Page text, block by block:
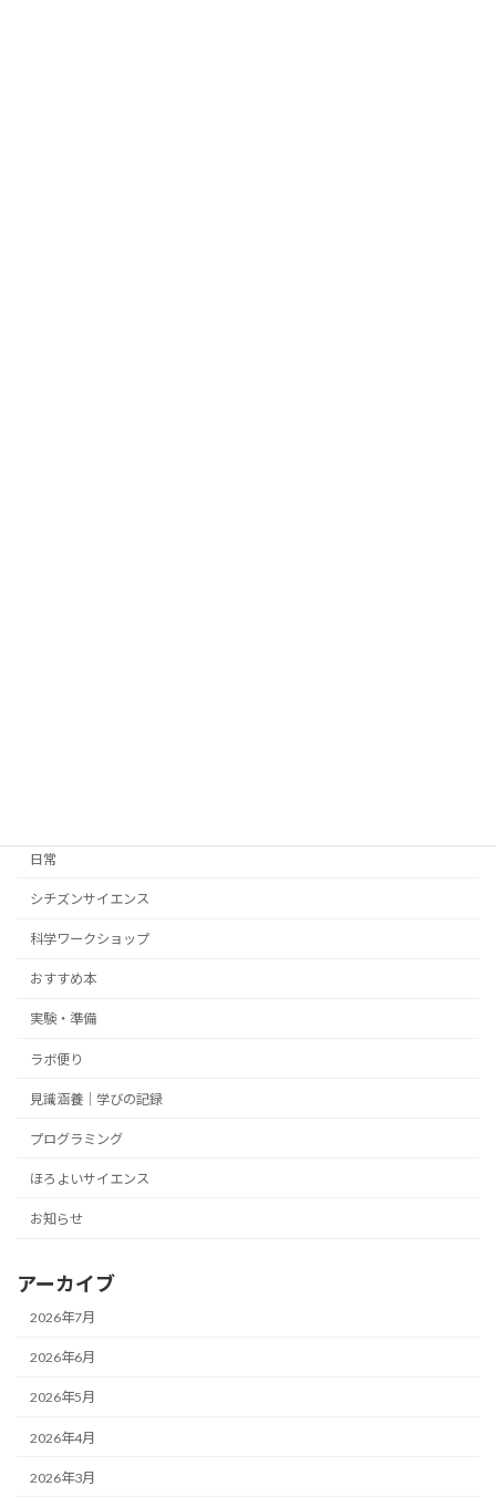
日常
シチズンサイエンス
科学ワークショップ
おすすめ本
実験・準備
ラボ便り
見識涵養｜学びの記録
プログラミング
ほろよいサイエンス
お知らせ
アーカイブ
2026年7月
2026年6月
2026年5月
2026年4月
2026年3月